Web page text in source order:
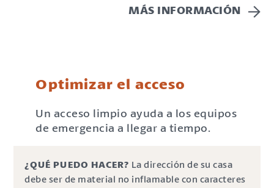
MÁS INFORMACIÓN
Optimizar el acceso
Un acceso limpio ayuda a los equipos
de emergencia a llegar a tiempo.
¿QUÉ PUEDO HACER? La dirección de su casa
debe ser de material no inflamable con caracteres